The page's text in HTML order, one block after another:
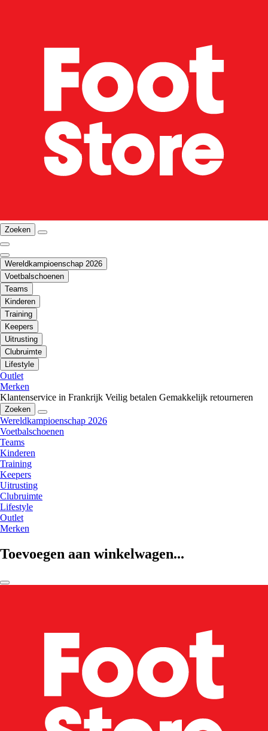
Zoeken
Wereldkampioenschap 2026
Voetbalschoenen
Teams
Kinderen
Training
Keepers
Uitrusting
Clubruimte
Lifestyle
Outlet
Merken
Klantenservice in Frankrijk Veilig betalen Gemakkelijk retourneren
Zoeken
Wereldkampioenschap 2026
Voetbalschoenen
Teams
Kinderen
Training
Keepers
Uitrusting
Clubruimte
Lifestyle
Outlet
Merken
Toevoegen aan winkelwagen...